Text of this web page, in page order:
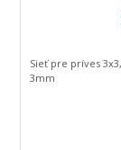
Sieť pre príves
3mm